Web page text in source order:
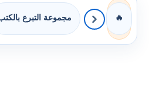
🔥 مجموعة التبرع بالكتب